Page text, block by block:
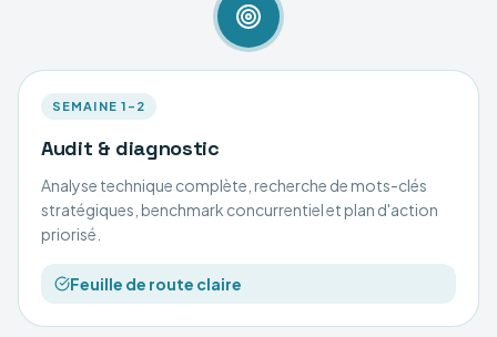
SEMAINE 1–2
Audit & diagnostic
Analyse technique complète, recherche de mots-clés
stratégiques, benchmark concurrentiel et plan d'action
priorisé.
Feuille de route claire